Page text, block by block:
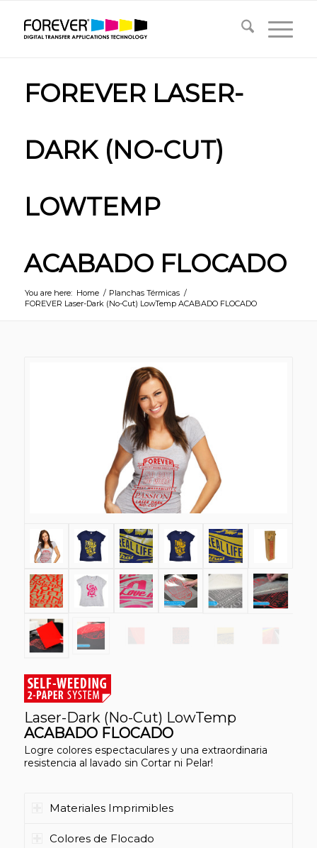
FOREVER LASER-
DARK (NO-CUT)
LOWTEMP
ACABADO FLOCADO
You are here: Home / Planchas Térmicas /
FOREVER Laser-Dark (No-Cut) LowTemp ACABADO FLOCADO
Laser-Dark (No-Cut) LowTemp
ACABADO FLOCADO
Logre colores espectaculares y una extraordinaria
resistencia al lavado sin Cortar ni Pelar!
Materiales Imprimibles
Colores de Flocado